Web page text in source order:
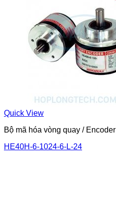
Quick View
Bộ mã hóa vòng quay / Encoder
HE40H-6-1024-6-L-24